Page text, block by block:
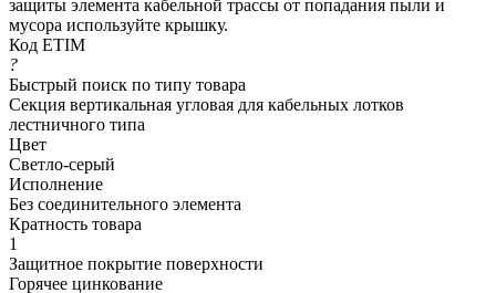
защиты элемента кабельной трассы от попадания пыли и
мусора используйте крышку.
Код ETIM
?
Быстрый поиск по типу товара
Секция вертикальная угловая для кабельных лотков
лестничного типа
Цвет
Светло-серый
Исполнение
Без соединительного элемента
Кратность товара
1
Защитное покрытие поверхности
Горячее цинкование